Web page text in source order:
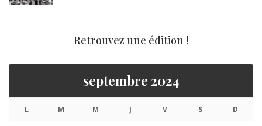
Retrouvez une édition !
septembre 2024
L M M J V S D